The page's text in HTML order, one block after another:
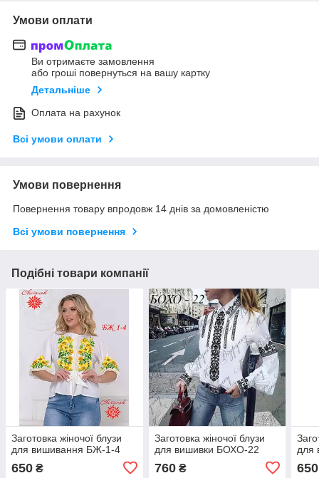
Умови оплати
Ви отримаєте замовлення
або гроші повернуться на вашу картку
Детальніше
Оплата на рахунок
Всі умови оплати
Умови повернення
Повернення товару впродовж 14 днів за домовленістю
Всі умови повернення
Подібні товари компанії
Заготовка жіночої блузи
для вишивання БЖ-1-4
650 ₴
Заготовка жіночої блузи
для вишивки БОХО-22
760₴
для
650